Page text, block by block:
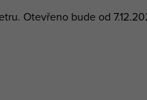
Otevřeno bude od